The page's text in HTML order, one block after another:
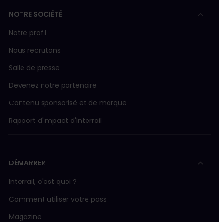
NOTRE SOCIÉTÉ
Notre profil
Nous recrutons
Salle de presse
Devenez notre partenaire
Contenu sponsorisé et de marque
Rapport d'impact d'Interrail
DÉMARRER
Interrail, c'est quoi ?
Comment utiliser votre pass
Magazine